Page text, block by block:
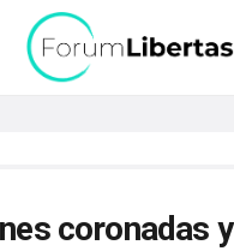
coronadas y